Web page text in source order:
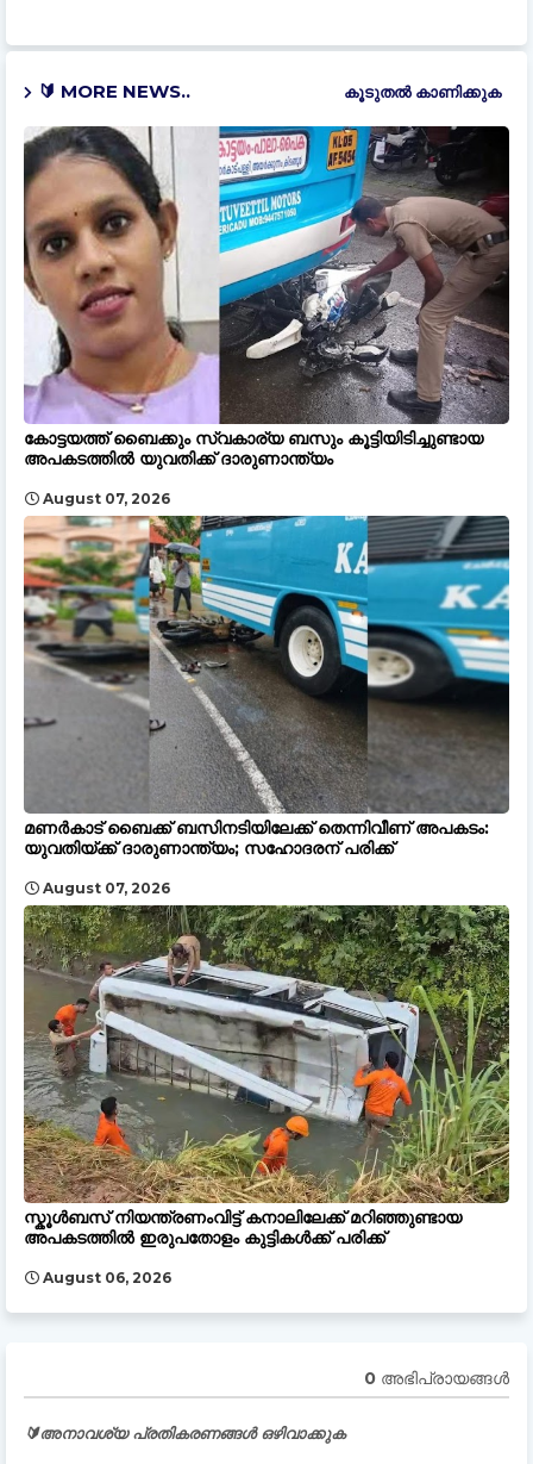
🔰 MORE NEWS.. കൂടുതൽ‍ കാണിക്കുക
കോട്ടയത്ത് ബൈക്കും സ്വകാര്യ ബസും കൂട്ടിയിടിച്ചുണ്ടായ
അപകടത്തിൽ യുവതിക്ക് ദാരുണാന്ത്യം
August 07, 2026
മണർകാട് ബൈക്ക് ബസിനടിയിലേക്ക് തെന്നിവീണ് അപകടം:
യുവതിയ്ക്ക് ദാരുണാന്ത്യം; സഹോദരന് പരിക്ക്
August 07, 2026
സ്കൂൾബസ് നിയന്ത്രണംവിട്ട് കനാലിലേക്ക് മറിഞ്ഞുണ്ടായ
അപകടത്തിൽ ഇരുപതോളം കുട്ടികൾക്ക് പരിക്ക്
August 06, 2026
0 അഭിപ്രായങ്ങള്‍
🔰അനാവശ്യ പ്രതികരണങ്ങൾ ഒഴിവാക്കുക